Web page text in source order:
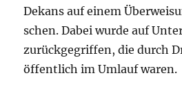
Dekans auf einem
schen. Dabei wur­de auf
zurück­ge­grif­fen, die durch
öffent­lich im Umlauf waren.